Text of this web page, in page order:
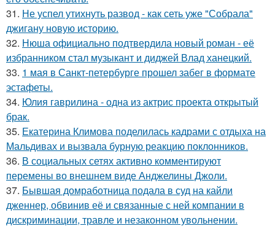
31. Не успел утихнуть развод - как сеть уже "Собрала"
джигану новую историю.
32. Нюша официально подтвердила новый роман - её
избранником стал музыкант и диджей Влад ханецкий.
33. 1 мая в Санкт-петербурге прошел забег в формате
эстафеты.
34. Юлия гаврилина - одна из актрис проекта открытый
брак.
35. Екатерина Климова поделилась кадрами с отдыха на
Мальдивах и вызвала бурную реакцию поклонников.
36. В социальных сетях активно комментируют
перемены во внешнем виде Анджелины Джоли.
37. Бывшая домработница подала в суд на кайли
дженнер, обвинив её и связанные с ней компании в
дискриминации, травле и незаконном увольнении.